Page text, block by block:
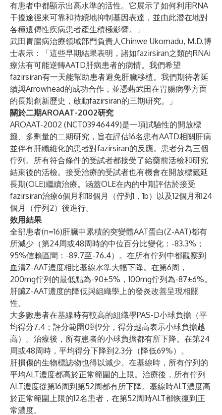
有患者中都顯示出高水準的活性。它展示了如何利用RNA
干擾途徑來可靠和持續地抑制基因表達，並由此潛在地對
各種遺傳性疾病患者產生積極影響。」
武田胃腸病治療領域部門負責人Chinwe Ukomadu, M.D.博
士表示：「這些早期結果表明，諸如fazirsiran之類的RNAi
療法有可能逆轉AATD肝病患者的病情。我們希望
fazirsiran有一天能幫助患者避免肝臟移植。我們期待著延
續與Arrowhead的成功合作，並憑藉武田在胃腸病學方面
的長期創新歷史，啟動fazirsiran的三期研究。」
關於二期AROAAT-2002研究
AROAAT-2002 (NCT03946449)是一項試驗性的開放標
籤、多劑量的二期研究，旨在評估16名患有AATD相關肝病
並伴有肝纖維化的患者對fazirsiran的反應。患者分為三個
佇列。所有符合條件的受試者都接受了給藥前活檢和研究
結束後的活檢。接受治療的受試者也有機會在開放標籤延
長期(OLE)繼續治療。涵蓋OLE在內的中期評估於接受
fazirsiran治療6個月和18個月（佇列1，1b）以及12個月和24
個月（佇列2）後進行。
效用結果
全部患者(n=16)肝臟中累積的突變體AAT蛋白(Z-AAT)都有
所減少（第24周或48周時的中位百分比變化：-83.3%；
95%信賴區間：-89.7至-76.4）。在所有佇列中都觀察到
血清Z-AAT濃度相比基線水準大幅下降。在第6周，
200mg佇列的最低點為-90±5%，100mg佇列為-87±6%。
肝臟Z-AAT濃度的降低與組織學上的發炎改善呈現相關
性。
大多數患者在基線時有較高的組織學PAS-D小球負擔（平
均得分7.4；評分範圍0到9分，得分越高表示小球負擔越
高）。治療後，所有患者的小球負擔都有所下降。在第24
周或48周時，平均得分下降到2.3分（降低69%）。
肝損傷的生物標誌物也得以減少。在基線時，所有佇列的
平均ALT濃度都高於正常範圍的上限。治療後，所有佇列
ALT濃度從第16周到第52周都有所下降。基線時ALT濃度高
於正常範圍上限的12名患者，在第52周時ALT都恢復到正
常濃度。